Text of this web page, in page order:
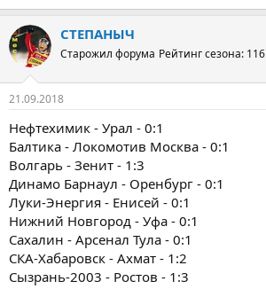
СТЕПАНЫЧ
Старожил форума Рейтинг сезона: 116
21.09.2018
Нефтехимик - Урал - 0:1
Балтика - Локомотив Москва - 0:1
Волгарь - Зенит - 1:3
Динамо Барнаул - Оренбург - 0:1
Луки-Энергия - Енисей - 0:1
Нижний Новгород - Уфа - 0:1
Сахалин - Арсенал Тула - 0:1
СКА-Хабаровск - Ахмат - 1:2
Сызрань-2003 - Ростов - 1:3